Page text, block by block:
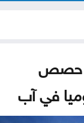
حصص